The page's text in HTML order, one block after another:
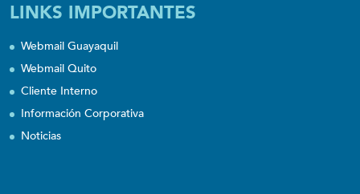
LINKS IMPORTANTES
Webmail Guayaquil
Webmail Quito
Cliente Interno
Información Corporativa
Noticias